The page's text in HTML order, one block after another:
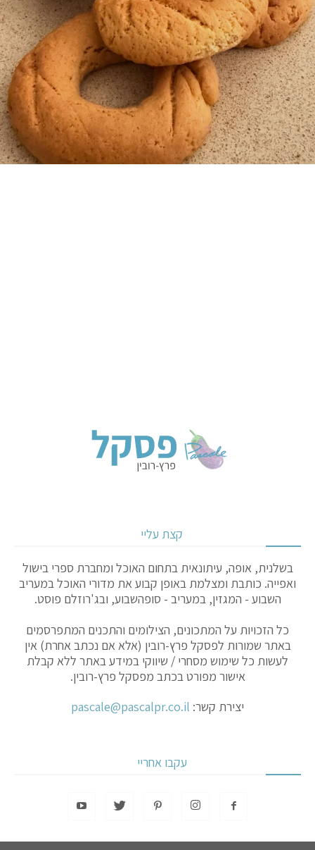
קצת עליי
בשלנית, אופה, עיתונאית בתחום האוכל ומחברת ספרי בישול
ואפייה. כותבת ומצלמת באופן קבוע את מדורי האוכל במעריב
השבוע - המגזין, במעריב - סופהשבוע, ובג'רוזלם פוסט.
כל הזכויות על המתכונים, הצילומים והתכנים המתפרסמים
באתר שמורות לפסקל פרץ-רובין (אלא אם נכתב אחרת) אין
לעשות כל שימוש מסחרי / שיווקי במידע באתר ללא קבלת
אישור מפורט בכתב מפסקל פרץ-רובין.
יצירת קשר: pascale@pascalpr.co.il
עקבו אחריי